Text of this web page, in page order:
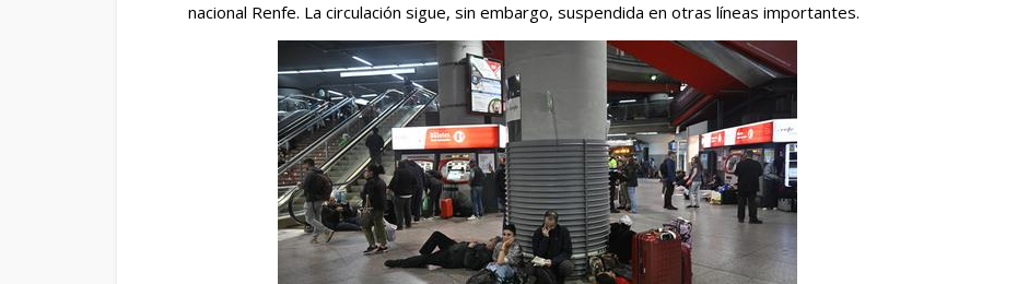
nacional Renfe. La circulación sigue, sin embargo, suspendida en otras líneas importantes.